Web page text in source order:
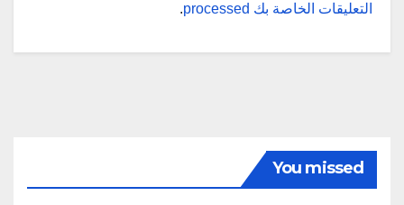
التعليقات الخاصة بك processed
.
You missed